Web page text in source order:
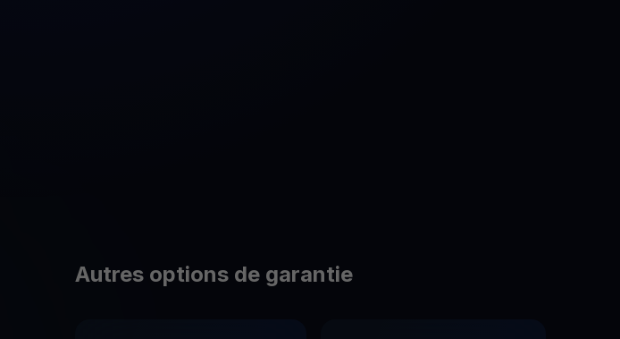
Autres options de garantie